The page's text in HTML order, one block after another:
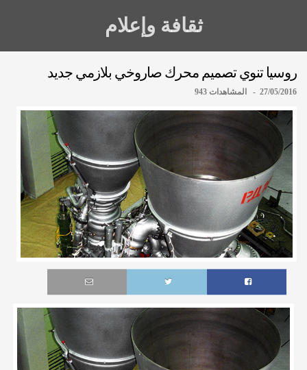
ثقافة وإعلام
روسيا تنوي تصميم محرك صاروخي بلازمي جديد
27/05/2016 - المشاهدات 943